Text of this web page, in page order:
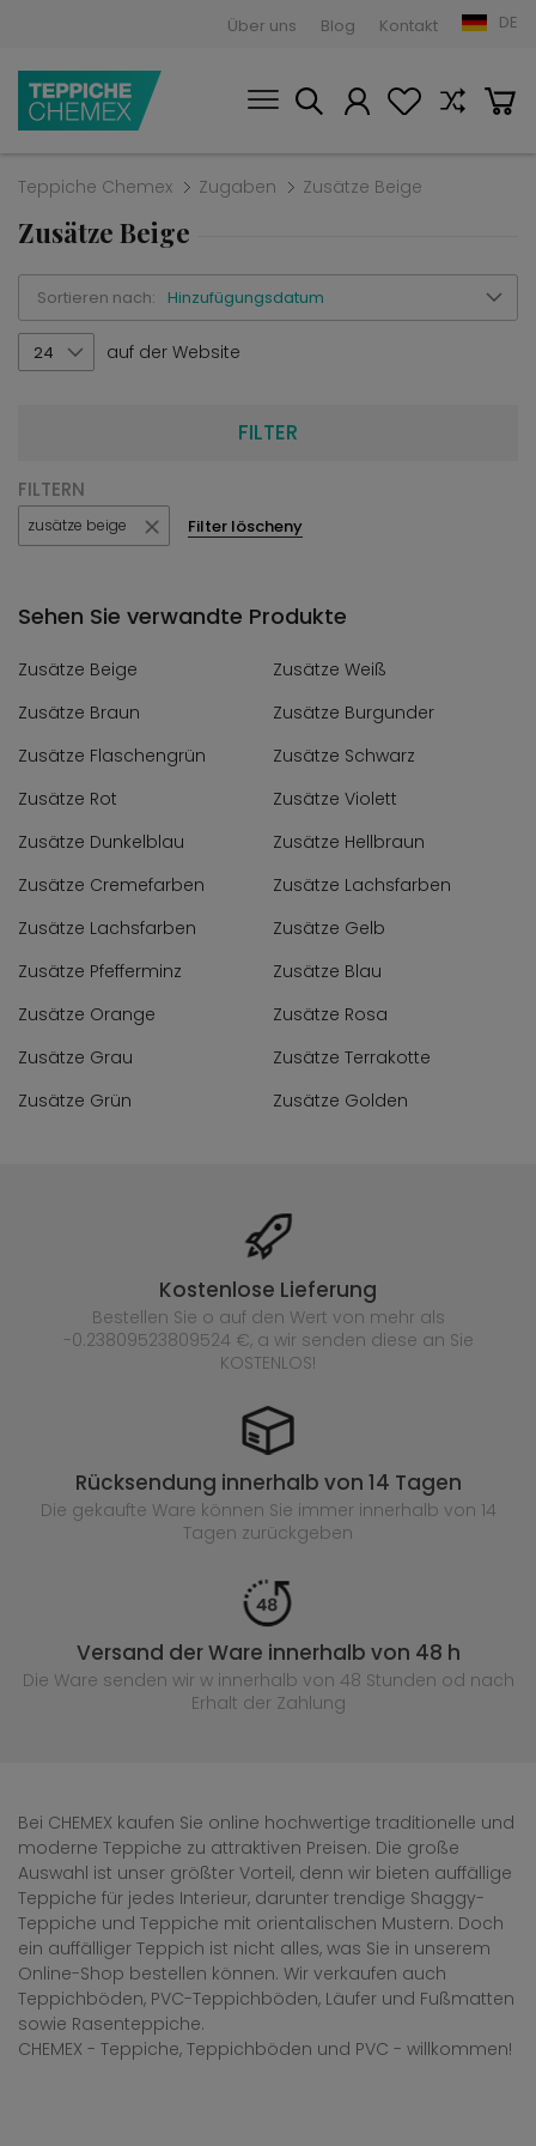
Über uns Blog Kontakt DE
Teppiche Chemex Zugaben Zusätze Beige
Zusätze Beige
Sortieren nach: Hinzufügungsdatum
24 auf der Website
FILTER
FILTERN
zusätze beige Filter löscheny
Sehen Sie verwandte Produkte
Zusätze Beige
Zusätze Weiß
Zusätze Braun
Zusätze Burgunder
Zusätze Flaschengrün
Zusätze Schwarz
Zusätze Rot
Zusätze Violett
Zusätze Dunkelblau
Zusätze Hellbraun
Zusätze Cremefarben
Zusätze Lachsfarben
Zusätze Lachsfarben
Zusätze Gelb
Zusätze Pfefferminz
Zusätze Blau
Zusätze Orange
Zusätze Rosa
Zusätze Grau
Zusätze Terrakotte
Zusätze Grün
Zusätze Golden
Kostenlose Lieferung
Bestellen Sie o auf den Wert von mehr als
-0.23809523809524 €, a wir senden diese an Sie
KOSTENLOS!
Rücksendung innerhalb von 14 Tagen
Die gekaufte Ware können Sie immer innerhalb von 14
Tagen zurückgeben
Versand der Ware innerhalb von 48 h
Die Ware senden wir w innerhalb von 48 Stunden od nach
Erhalt der Zahlung
Bei CHEMEX kaufen Sie online hochwertige traditionelle und
moderne Teppiche zu attraktiven Preisen. Die große
Auswahl ist unser größter Vorteil, denn wir bieten auffällige
Teppiche für jedes Interieur, darunter trendige Shaggy-
Teppiche und Teppiche mit orientalischen Mustern. Doch
ein auffälliger Teppich ist nicht alles, was Sie in unserem
Online-Shop bestellen können. Wir verkaufen auch
Teppichböden, PVC-Teppichböden, Läufer und Fußmatten
sowie Rasenteppiche.
CHEMEX - Teppiche, Teppichböden und PVC - willkommen!